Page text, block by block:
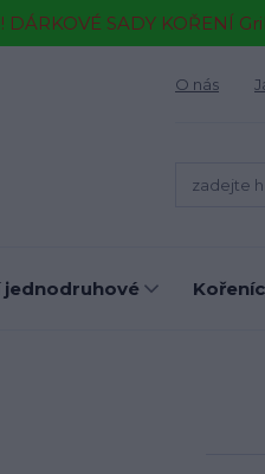
DÁRKOVÉ SADY KOŘENÍ
O nás
jednodruhové